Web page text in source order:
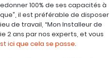
100% de ses capacités à
il est préférable de disposer
de travail, “Mon Installeur de
2 ans par nos experts, et vous
ici que cela se passe.